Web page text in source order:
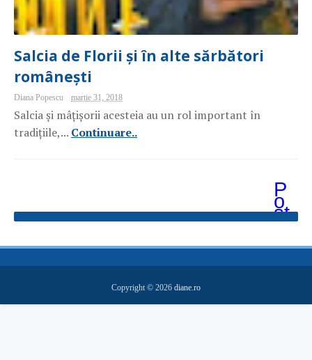
Salcia de Florii și în alte sărbători
românești
Diana Popescu martie 31, 2018
Salcia și mâțișorii acesteia au un rol important în
tradițiile,... Continuare..
P
o
st
ăr
m
ai
v
hi
Copyright © 2026 diane.ro